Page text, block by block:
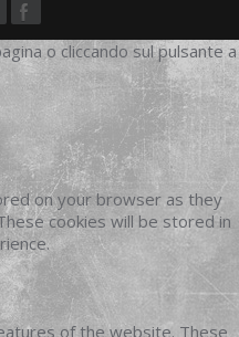
o cliccando sul pulsante a
on your browser as they
cookies will be stored in
of the website. These